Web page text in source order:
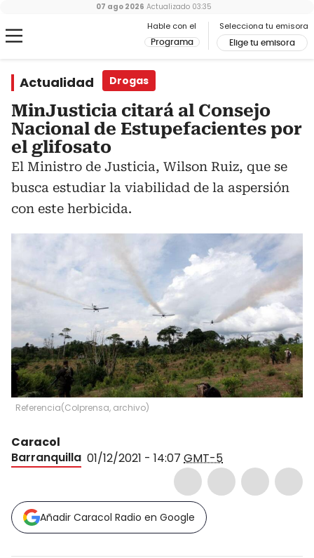
Hable con el
Programa
Selecciona tu emisora
Elige tu emisora
07 ago 2026 Actualizado 03:35
Actualidad Drogas
MinJusticia citará al Consejo
Nacional de Estupefacientes por
el glifosato
El Ministro de Justicia, Wilson Ruiz, que se
busca estudiar la viabilidad de la aspersión
con este herbicida.
Referencia(Colprensa, archivo)
Caracol
Barranquilla 01/12/2021 - 14:07 GMT-5
Añadir Caracol Radio en Google